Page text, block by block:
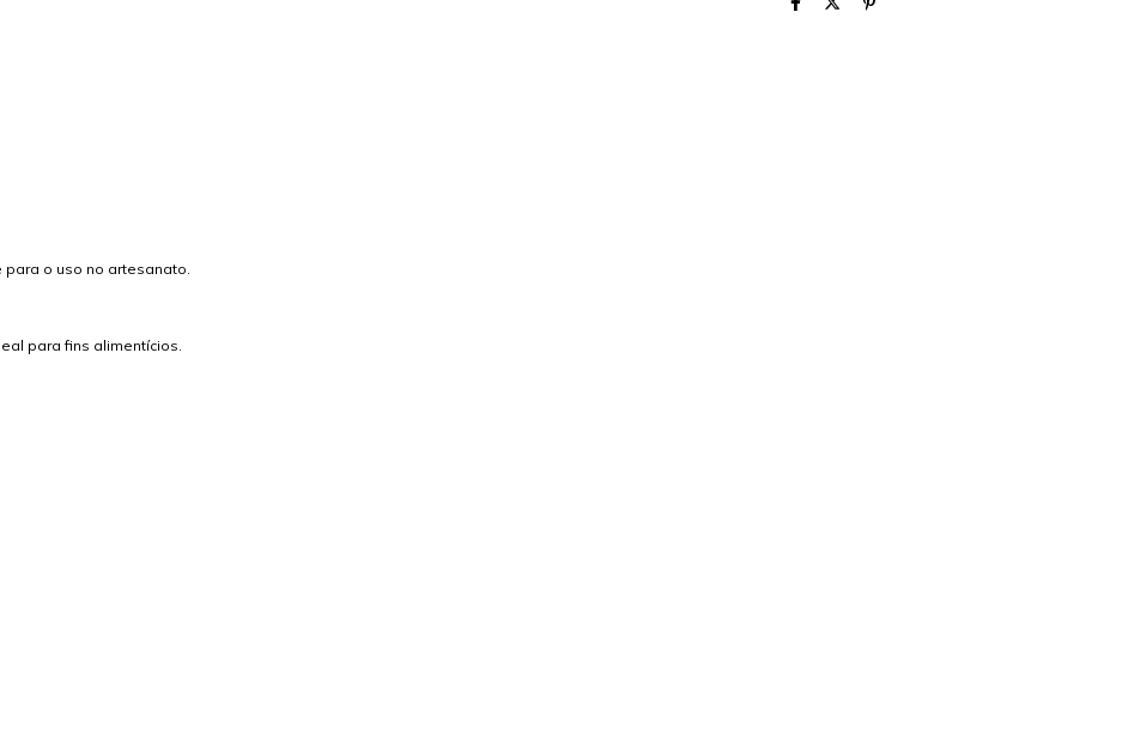
o uso no artesanato.
para fins alimentícios.